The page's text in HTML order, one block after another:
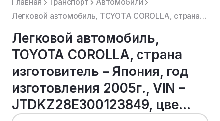
Главная Транспорт
Автомобили
Легковой автомобиль, TOYOTA COROLLA, страна изготовитель – Япония, год изготовления 2005г., VIN – JT...
Легковой автомобиль,
TOYOTA COROLLA, страна
изготовитель – Япония, год
изготовления 2005г., VIN –
JTDKZ28E300123849, цве...